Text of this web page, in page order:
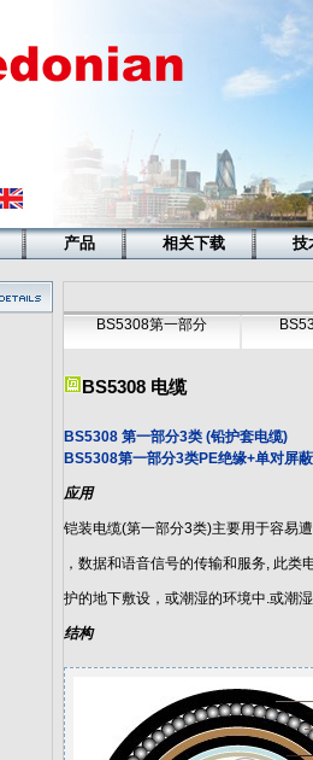
产品 相关下载 技
BS5308第一部分
BS5308 电缆
BS5308 第一部分3类 (铅护套电缆)
BS5308第一部分3类PE绝缘+单对屏
应用
铠装电缆(第一部分3类)主要用于容易
，数据和语音信号的传输和服务, 此
护的地下敷设，或潮湿的环境中.或潮
结构